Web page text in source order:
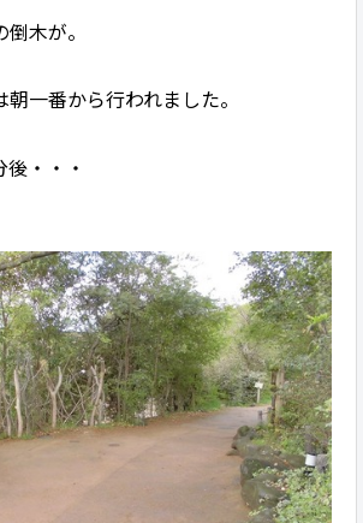
木が。
一番から行われました。
・・・